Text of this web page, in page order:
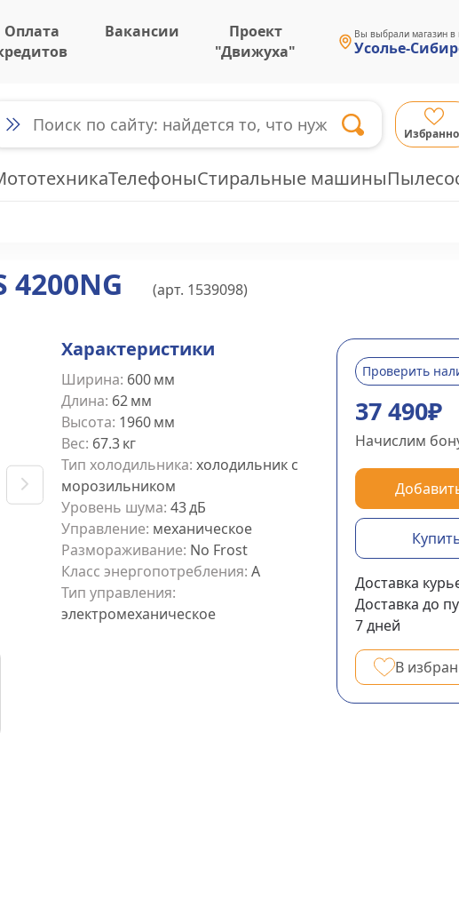
Оплата
Вакансии
Проект
"Движуха"
Вы выбрали магазин в
Усолье-
ТелефоныСтиральные машины
(арт. 1539098)
37 490₽
Проверить
Начислим
Доставка
Доставка до
7дней
В
Характеристики
Ширина: 600мм
Длина: 62мм
Высота: 1960мм
Вес: 67.3кг
Тип холодильника: холодильник с
морозильником
Уровень шума: 43дБ
Управление: механическое
Размораживание: No Frost
Класс энергопотребления: A
Тип управления:
электромеханическое